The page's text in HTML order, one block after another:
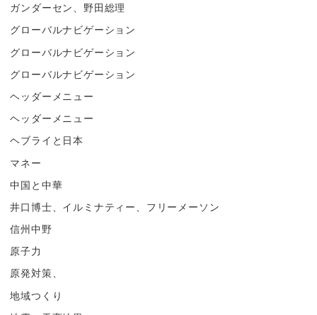
ガンダーセン、野田総理
グローバルナビゲーション
グローバルナビゲーション
グローバルナビゲーション
ヘッダーメニュー
ヘッダーメニュー
ヘブライと日本
マネー
中国と中華
井口博士、イルミナティー、フリーメーソン
信州中野
原子力
原発対策、
地域つくり